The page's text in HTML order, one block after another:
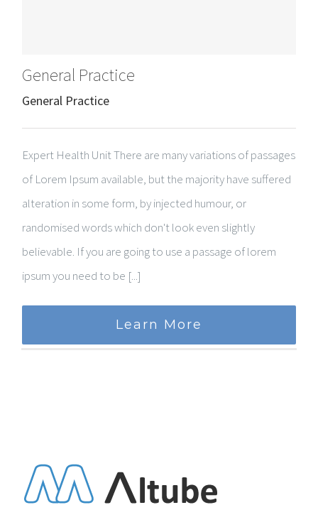
General Practice
General Practice
Expert Health Unit There are many variations of passages
of Lorem Ipsum available, but the majority have suffered
alteration in some form, by injected humour, or
randomised words which don't look even slightly
believable. If you are going to use a passage of lorem
ipsum you need to be [...]
Learn More